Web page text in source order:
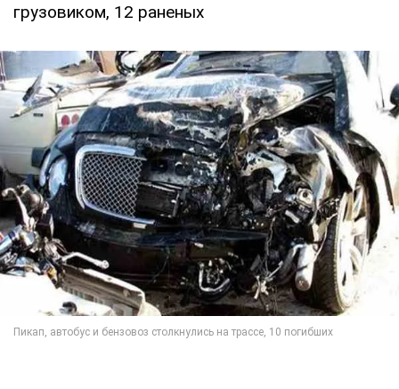
грузовиком, 12 раненых